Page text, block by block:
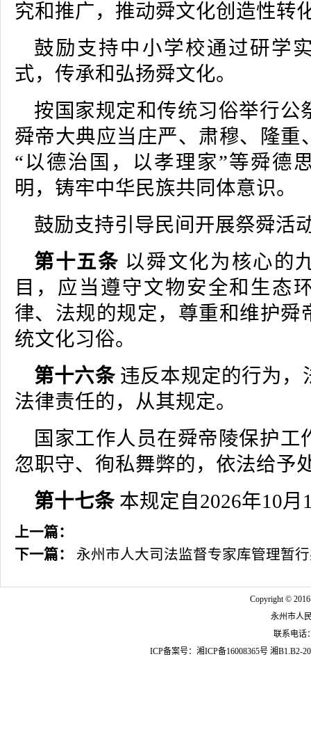
究和推广，推动舜文化创造性转
鼓励支持中小学校通过研学
式，传承和弘扬舜文化。
按国家规定和传统习俗举行公
舜帝大典应当庄严、肃穆、隆重
“以德治国，以孝理家”等舜德
明，铸牢中华民族共同体意识。
鼓励支持引导民间开展祭舜活
第十五条 以舜文化为核心的
目，应当遵守文物安全和生态
律、法规的规定，尊重和维护舜
统文化习俗。
第十六条违反本规定的行为，
法律责任的，从其规定。
国家工作人员在舜帝陵保护工
忽职守、徇私舞弊的，依法给予
第十七条 本规定自2026年10月
上一篇：
下一篇：
永州市人大司法监督专家库管理暂
Copyright ©
永州市人
联系电话
ICP备案号： 湘ICP备16008365号 湘B1.B2-